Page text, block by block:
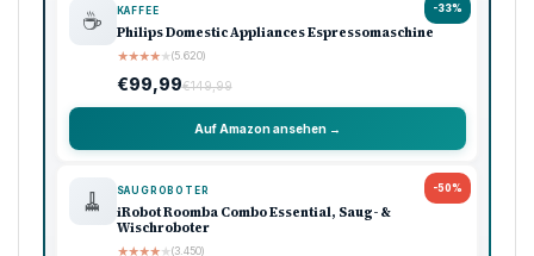
-33%
☕ KAFFEE
Philips Domestic Appliances Espressomaschine
★★★★★(5.620)
€99,99€149,99
Auf Amazon ansehen →
-50%
🧹 SAUGROBOTER
iRobot Roomba Combo Essential, Saug- &
Wischroboter
★★★★★(3.450)